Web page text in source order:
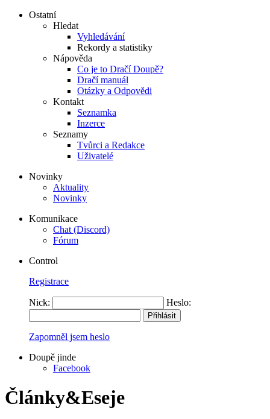
Ostatní
Hledat
Vyhledávání
Rekordy a statistiky
Nápověda
Co je to Dračí Doupě?
Dračí manuál
Otázky a Odpovědi
Kontakt
Seznamka
Inzerce
Seznamy
Tvůrci a Redakce
Uživatelé
Novinky
Aktuality
Novinky
Komunikace
Chat (Discord)
Fórum
Control
Registrace
Nick: Heslo:
Zapomněl jsem heslo
Doupě jinde
Facebook
Články&Eseje